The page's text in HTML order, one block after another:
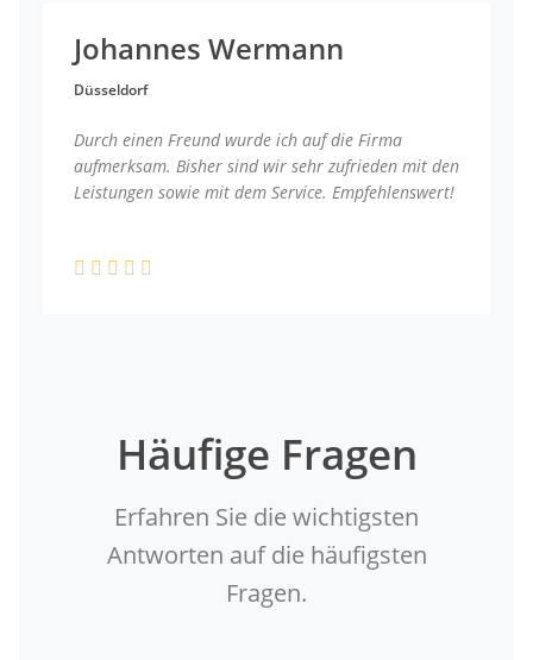
Johannes Wermann
Düsseldorf
Durch einen Freund wurde ich auf die Firma
aufmerksam. Bisher sind wir sehr zufrieden mit den
Leistungen sowie mit dem Service. Empfehlenswert!
Häufige Fragen
Erfahren Sie die wichtigsten
Antworten auf die häufigsten
Fragen.